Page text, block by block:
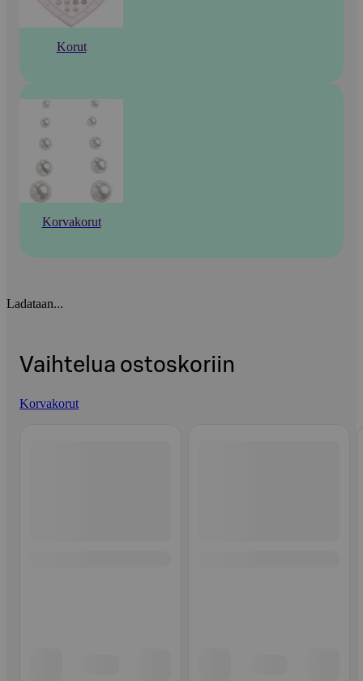
Korut
Korvakorut
Ladataan...
Vaihtelua ostoskoriin
Korvakorut